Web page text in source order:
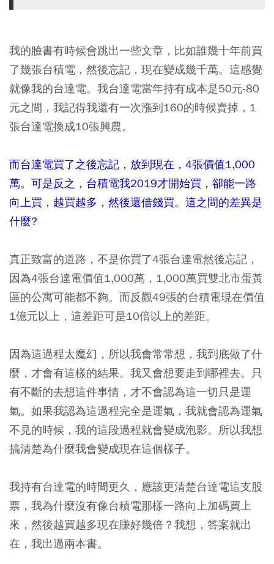
我的臉書有時候會跳出一些文章，比如誰幾十年前買
了幾張台積電，然後忘記，現在變成幾千萬。這感覺
就像我的台達電。我台達電當年持有成本是50元-80
元之間，我記得我還有一次漲到160的時候賣掉，1
張台達電換成10張興農。
而台達電買了之後忘記，放到現在，4張價值1,000
萬。可是反之，台積電我2019才開始買，卻能一路
向上買，越買越多，然後還借錢買。這之間的差異是
什麼?
真正致富的道路，不是你買了4張台達電然後忘記，
因為4張台達電價值1,000萬，1,000萬買雙北市蛋黃
區的公寓可能都不夠。而反觀49張的台積電現在價值
1億元以上，這差距可是10倍以上的差距。
因為這過程太魔幻，所以我會常常想，我到底做了什
麼，才會有這樣的結果。我又會想要走到哪裡去。只
有不斷的去想這件事情，才不會認為這一切只是運
氣。如果我認為這過程完全是運氣，我就會認為運氣
不見的時候，我的這段過程就會變成泡影。所以我想
搞清楚為什麼我會變成現在這個樣子。
我持有台達電的時間更久，應該更清楚台達電這支股
票，我為什麼沒有像台積電那樣一路向上加碼買上
來，然後越買越多現在賺好幾倍？我想，答案就出
在，我出過兩本書。